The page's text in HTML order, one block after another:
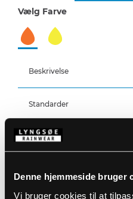
Denne hjemmeside bruger
Vi bruger cookies til at
Vælg Farve
Beskrivelse
100% Polyester, PU
Vind- og vandtæt
Vandtæthed: >20.000 MM
Standarder
Detaljer
Elastik i taljen